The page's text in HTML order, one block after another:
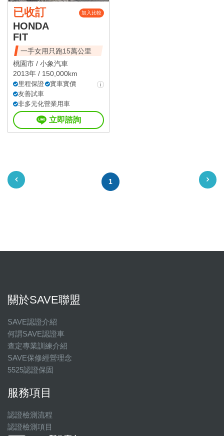
已收訂 加入比較
HONDA
FIT
一手女用只跑15萬公里
桃園市 / 小象汽車
2013年 / 150,000km
里程保證
實車實價
友善試車
非多元化營業用車
立即諮詢
1
關於SAVE聯盟
SAVE認證介紹
何謂SAVE認證車
查定專業訓練介紹
SAVE保修經營理念
5525認證保固
服務項目
認證檢測流程
認證檢測項目